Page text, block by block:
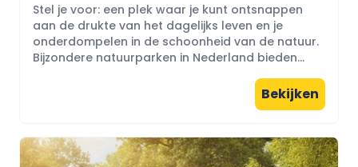
Stel je voor: een plek waar je kunt ontsnappen
aan de drukte van het dagelijks leven en je
onderdompelen in de schoonheid van de natuur.
Bijzondere natuurparken in Nederland bieden...
Bekijken